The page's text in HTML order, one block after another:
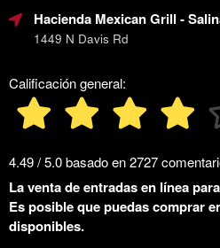
Hacienda Mexican Grill -
1449 N Davis Rd
Calificación general:
4.49 / 5.0 basado en 2727
La venta de entradas en línea
Es posible que puedas comprar
disponibles.